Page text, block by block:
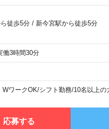
徒歩5分/ 新今宮駅から徒歩5分
働3時間30分
WワークOK/シフト勤務/10名以上の
応募する